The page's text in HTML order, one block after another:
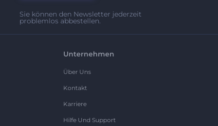
Sie können den Newsletter jederzeit
problemlos abbestellen.
Unternehmen
Über Uns
Kontakt
Karriere
Hilfe Und Support